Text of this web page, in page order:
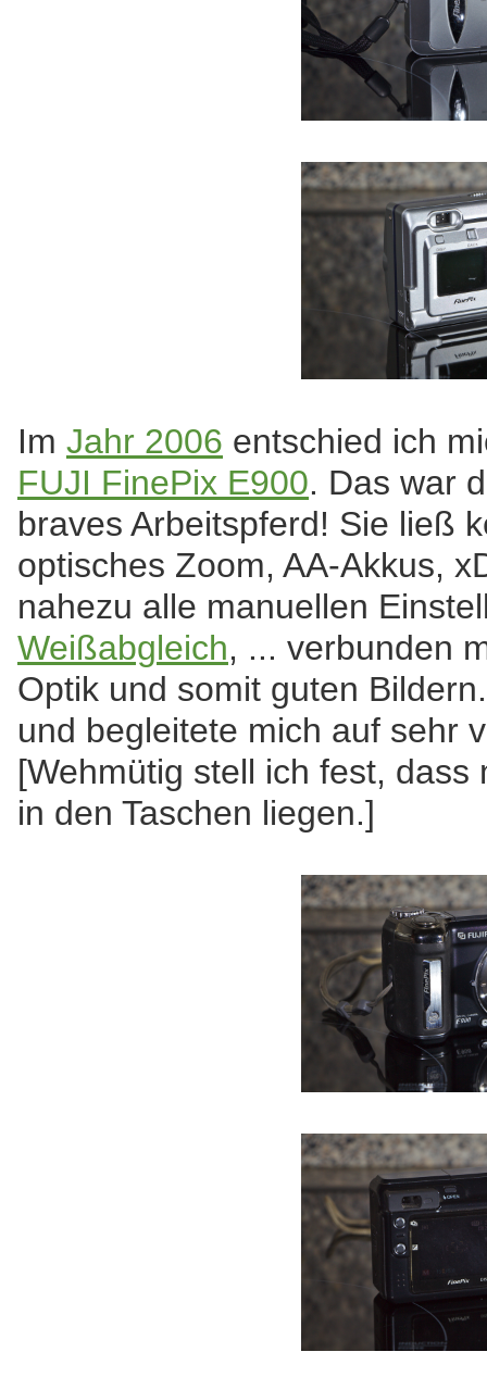
Im Jahr 2006 entschied ich
FUJI FinePix E900. Das war
braves Arbeitspferd! Sie ließ
optisches Zoom, AA-Akkus,
nahezu alle manuellen
Weißabgleich, ... verbunden
Optik und somit guten
und begleitete mich auf sehr
[Wehmütig stell ich fest, dass
in den Taschen liegen.]